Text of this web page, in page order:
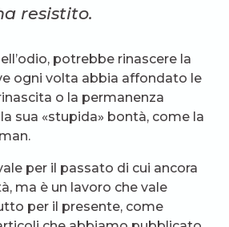
resistito.
potrebbe rinascere la
ogni volta abbia affondato le
o la permanenza
sua «stupida» bontà, come la
per il passato di cui ancora
ma è un lavoro che vale
per il presente, come